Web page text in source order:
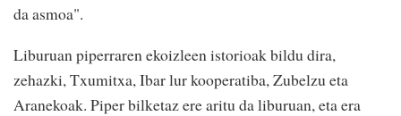
da asmoa".
Liburuan piperraren ekoizleen istorioak bildu dira,
zehazki, Txumitxa, Ibar lur kooperatiba, Zubelzu eta
Aranekoak. Piper bilketaz ere aritu da liburuan, eta era